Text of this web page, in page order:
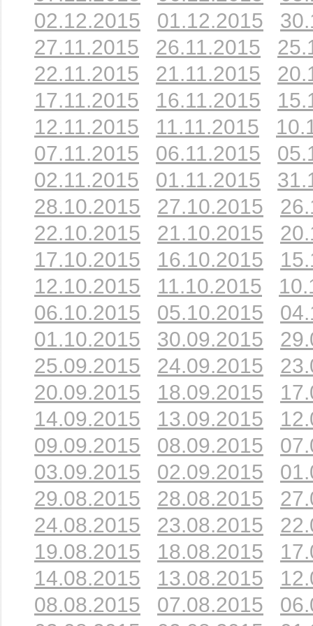
02.12.2015
01.12.2015
27.11.2015
26.11.2015
22.11.2015
21.11.2015
17.11.2015
16.11.2015
12.11.2015
11.11.2015
07.11.2015
06.11.2015
02.11.2015
01.11.2015
28.10.2015
27.10.2015
22.10.2015
21.10.2015
17.10.2015
16.10.2015
12.10.2015
11.10.2015
06.10.2015
05.10.2015
01.10.2015
30.09.2015
25.09.2015
24.09.2015
20.09.2015
18.09.2015
14.09.2015
13.09.2015
09.09.2015
08.09.2015
03.09.2015
02.09.2015
29.08.2015
28.08.2015
24.08.2015
23.08.2015
19.08.2015
18.08.2015
14.08.2015
13.08.2015
08.08.2015
07.08.2015